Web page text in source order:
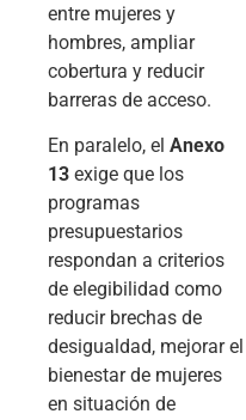
entre mujeres y
hombres, ampliar
cobertura y reducir
barreras de acceso.
En paralelo, el Anexo
13 exige que los
programas
presupuestarios
respondan a criterios
de elegibilidad como
reducir brechas de
desigualdad, mejorar el
bienestar de mujeres
en situación de